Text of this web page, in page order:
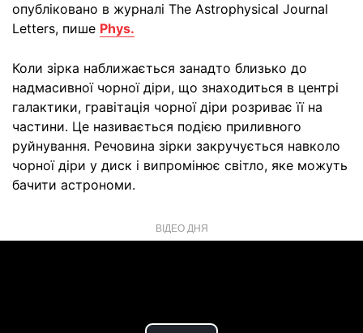
опубліковано в журналі The Astrophysical Journal
Letters, пише Phys.
Коли зірка наближається занадто близько до
надмасивної чорної діри, що знаходиться в центрі
галактики, гравітація чорної діри розриває її на
частини. Це називається подією приливного
руйнування. Речовина зірки закручується навколо
чорної діри у диск і випромінює світло, яке можуть
бачити астрономи.
ВІДЕО ДНЯ